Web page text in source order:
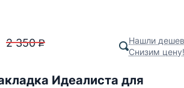
2 350 P
Нашли
Снизим цену!
Идеалиста для